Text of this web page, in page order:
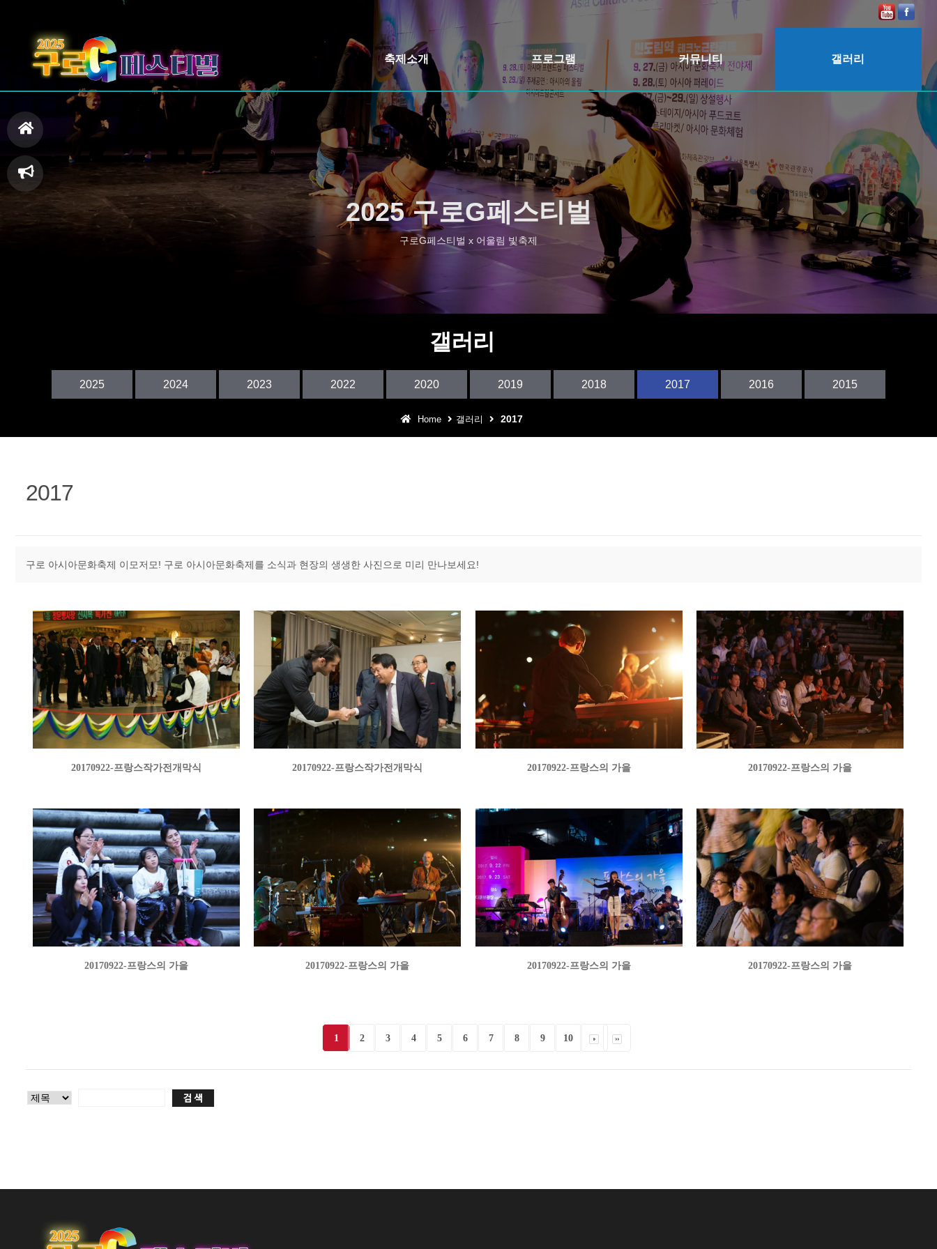
홈
축
축제소개
축제개요
인사말
축제일정
오시는길
행사장안내
프로그램
개막식&축하콘서트
어울림정원 빛축제
정원버스킹
구로책 축제&야외도서관
주민자치 프로그램 발표회
구로 동아리 예술제
어울림 특집 콘서트
커뮤니티
공지사항
보도자료
갤러리
2024
2023
2022
2020
2019
2018
2015
2025 구로G페스티벌
구로G페스티벌 x 어울림 빛축제
갤러리
2025 2024 2023 2022 2020 2019 2018 2017 2016 2015
Home 갤러리 2017
2017
구로 아시아문화축제 이모저모! 구로 아시아문화축제를 소식과 현장의 생생한 사진으로 미리 만나보세요!
20170922-프랑스작가전개막식 20170922-프랑스작가전개막식 20170922-프랑스의 가을 20170922-프랑스의 가을
20170922-프랑스의 가을 20170922-프랑스의 가을 20170922-프랑스의 가을 20170922-프랑스의 가을
1 2 3 4 5 6 7 8 9 10